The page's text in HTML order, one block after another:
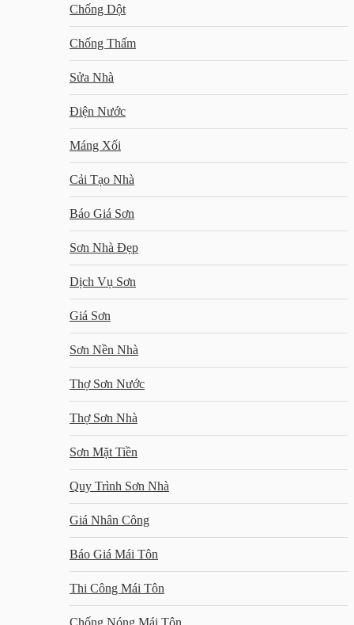
Chống Dột
Chống Thấm
Sửa Nhà
Điện Nước
Máng Xối
Cải Tạo Nhà
Báo Giá Sơn
Sơn Nhà Đẹp
Dịch Vụ Sơn
Giá Sơn
Sơn Nền Nhà
Thợ Sơn Nước
Thợ Sơn Nhà
Sơn Mặt Tiền
Quy Trình Sơn Nhà
Giá Nhân Công
Báo Giá Mái Tôn
Thi Công Mái Tôn
Chống Nóng Mái Tôn